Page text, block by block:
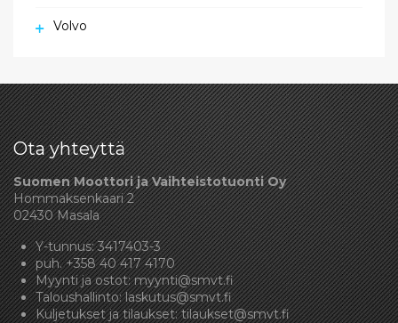
Volvo
Ota yhteyttä
Suomen Moottori ja Vaihteistotuonti Oy
Hommaksenkaari 2
02430 Masala
Y-tunnus: 3417403-3
puh.+358 40 417 4170
Myynti ja ostot:myynti@smvt.fi
Taloushallinto:laskutus@smvt.fi
Kuljetukset ja tilaukset:tilaukset@smvt.fi